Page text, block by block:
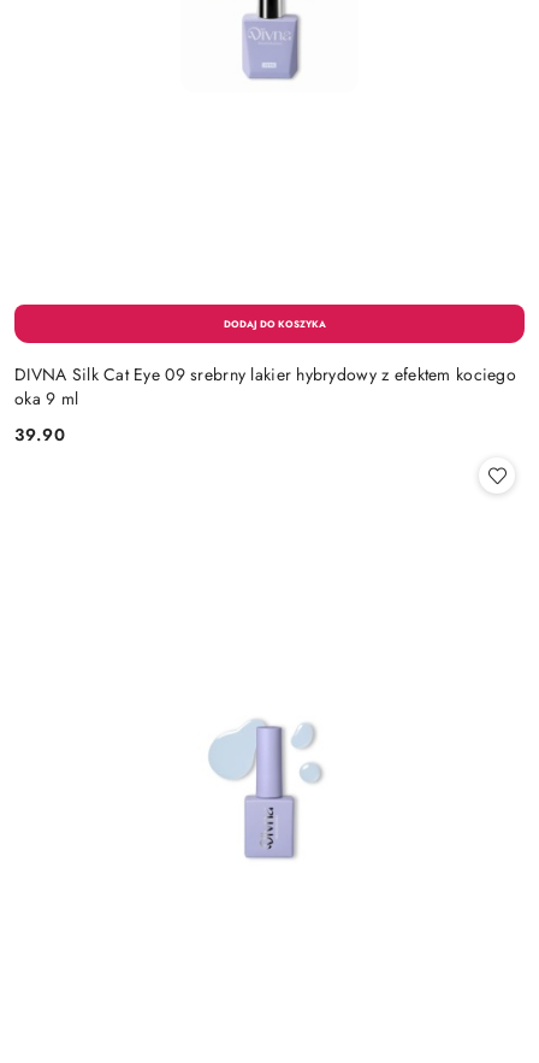
DIVNA Silk Cat Eye 09 srebrny lakier hybrydowy z efektem kociego
oka 9 ml
Cena:
39.90